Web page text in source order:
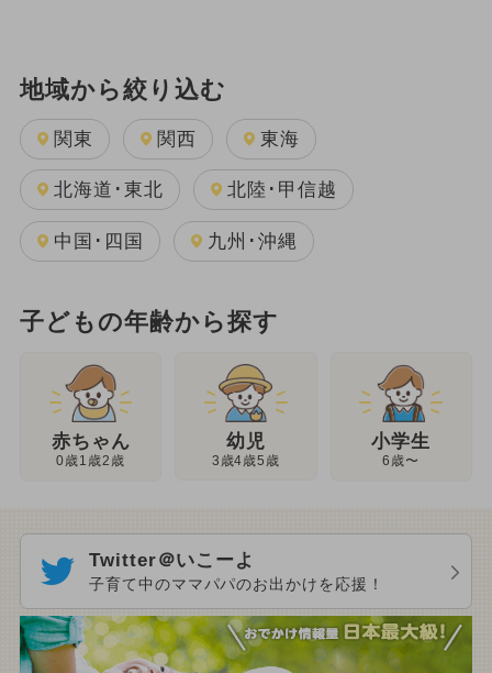
地域から絞り込む
関東 関西 東海
北海道･東北 北陸･甲信越
中国･四国 九州･沖縄
子どもの年齢から探す
赤ちゃん
0歳1歳2歳
幼児
3歳4歳5歳
小学生
6歳〜
Twitter＠いこーよ
子育て中のママパパのお出かけを応援！